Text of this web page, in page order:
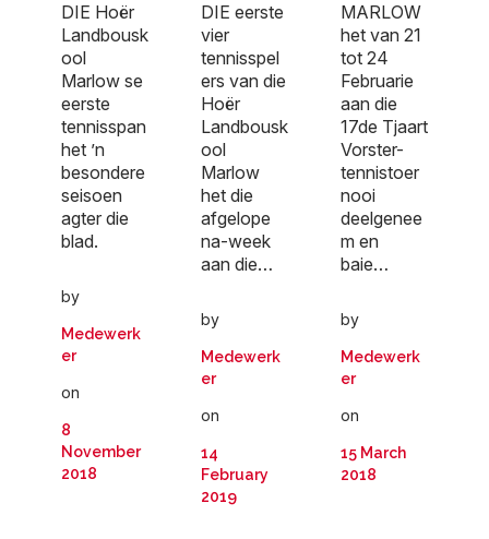
DIE Hoër
Landbousk
ool
Marlow se
eerste
tennisspan
het ’n
besondere
seisoen
agter die
blad.
by
Medewerk
er
on
8
November
2018
DIE eerste
vier
tennisspel
ers van die
Hoër
Landbousk
ool
Marlow
het die
afgelope
na-week
aan die…
by
Medewerk
er
on
14
February
2019
MARLOW
het van 21
tot 24
Februarie
aan die
17de Tjaart
Vorster-
tennistoer
nooi
deelgenee
m en
baie…
by
Medewerk
er
on
15 March
2018